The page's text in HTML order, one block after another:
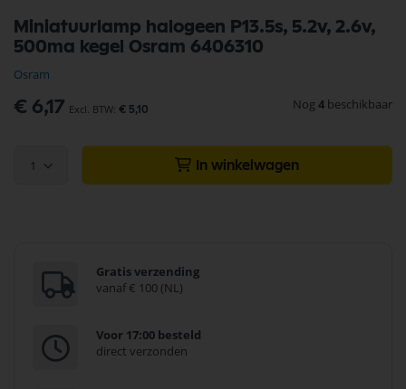
Miniatuurlamp halogeen P13.5s, 5.2v, 2.6v,
500ma kegel Osram 6406310
Osram
€ 6,17 € 5,10 Nog 4 beschikbaar
1 In winkelwagen
Gratis verzending
vanaf € 100 (NL)
Voor 17:00 besteld
direct verzonden
naar
het
van
de
afbeeldingen-